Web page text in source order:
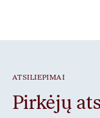
ATSILIEPIMAI
Pirkėjų